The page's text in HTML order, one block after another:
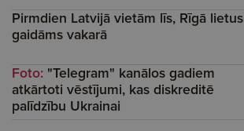
Pirmdien Latvijā vietām līs, Rīgā lietus
gaidāms vakarā
Foto: "Telegram" kanālos gadiem
atkārtoti vēstījumi, kas diskreditē
palīdzību Ukrainai